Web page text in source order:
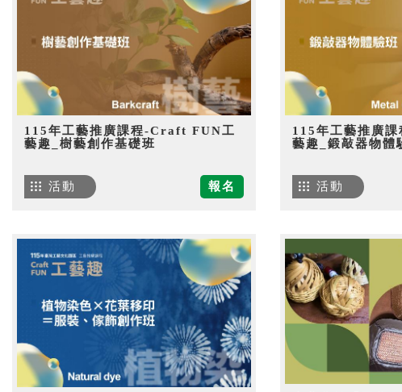
115年工藝推廣課程-Craft FUN工
藝趣_樹藝創作基礎班
報名
活動
115年工藝推廣
藝趣_鍛敲器物體
活動